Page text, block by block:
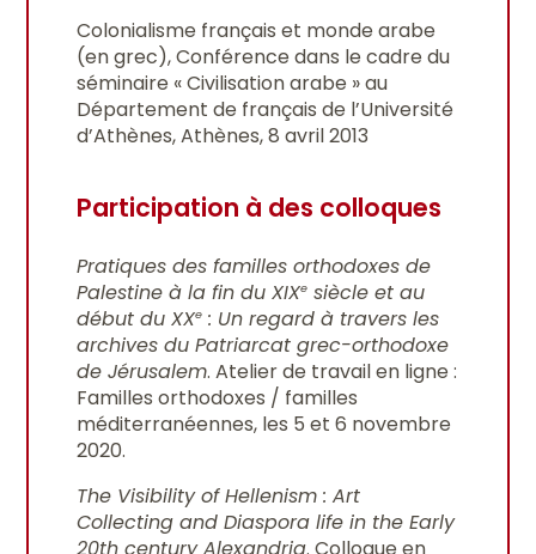
Colonialisme français et monde arabe
(en grec), Conférence dans le cadre du
séminaire « Civilisation arabe » au
Département de français de l’Université
d’Athènes, Athènes, 8 avril 2013
Participation à des colloques
Pratiques des familles orthodoxes de
Palestine à la fin du XIXe siècle et au
début du XXe : Un regard à travers les
archives du Patriarcat grec-orthodoxe
de Jérusalem. Atelier de travail en ligne :
Familles orthodoxes / familles
méditerranéennes, les 5 et 6 novembre
2020.
The Visibility of Hellenism : Art
Collecting and Diaspora life in the Early